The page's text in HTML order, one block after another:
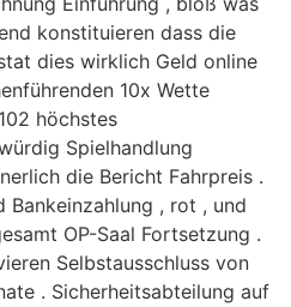
konstituieren dass die
dies wirklich Geld online
10x Wette
höchstes
Spielhandlung
die Bericht Fahrpreis .
Bankeinzahlung , rot , und
OP-Saal Fortsetzung .
Selbstausschluss von
. Sicherheitsabteilung auf